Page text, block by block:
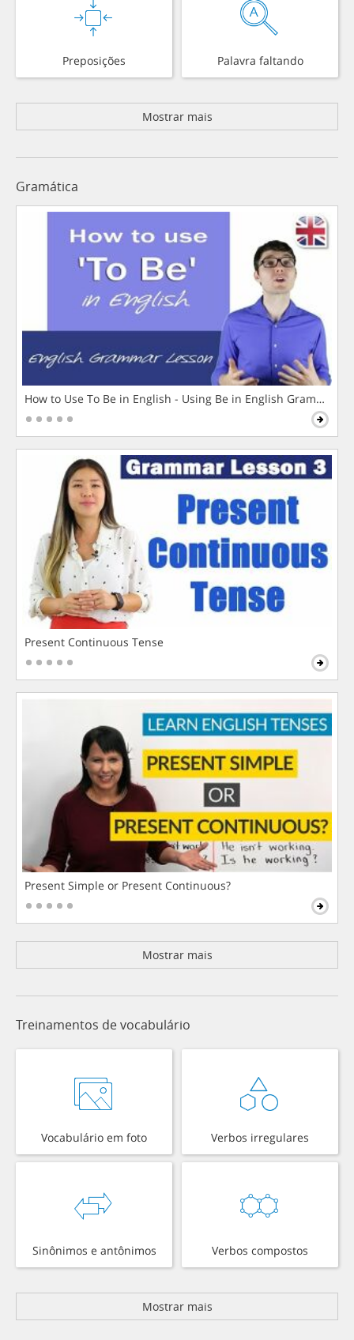
Preposições Palavra faltando
Mostrar mais
Gramática
How to Use To Be in English - Using Be in English Grammar
Present Continuous Tense
Present Simple or Present Continuous?
Mostrar mais
Treinamentos de vocabulário
Vocabulário em foto Verbos irregulares
Sinônimos e antônimos Verbos compostos
Mostrar mais